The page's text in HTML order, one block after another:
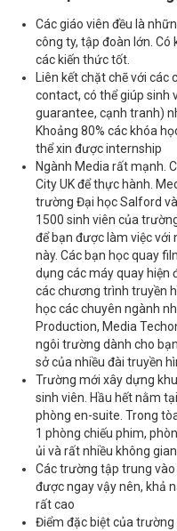
Các giáo viên đều là
công ty, tập đoàn lớn.
các kiến thức tốt.
Liên kết chặt chẽ với
contact, có thể giúp sinh
guarantee, cạnh tranh)
Khoảng 80% các khóa
thể xin được internship
Ngành Media rất mạnh.
City UK để thực hành.
trường Đại học Salford
1500 sinh viên của
để bạn được làm việc
này. Các bạn học quay
dụng các máy quay hiện
các chương trình truyền
học các chuyên ngành
Production, Media
ngôi trường dành cho
sở của nhiều đài truyền
Trường mới xây dựng
sinh viên. Hầu hết nằm
phòng en-suite. Trong
1 phòng chiếu phim,
ủi và rất nhiều không
Các trường tập trung
được ngay vậy nên, khả
rất cao
Điểm đặc biệt của